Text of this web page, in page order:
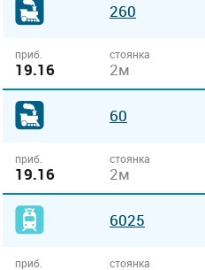
260
приб.
19.16
стоянка
2м
60
приб.
19.16
стоянка
2м
6025
приб. стоянка